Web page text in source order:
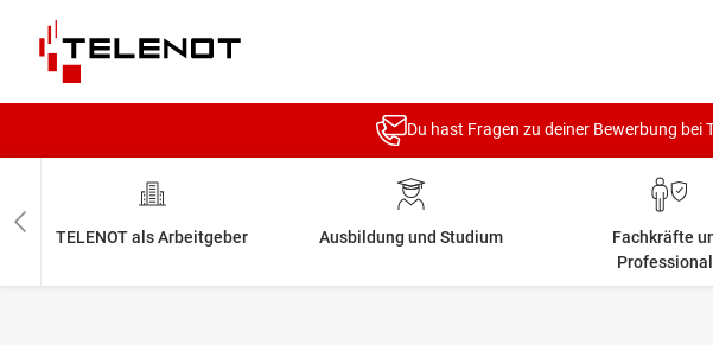
Du hast Fragen zu deiner Bewerbung bei
TELENOT als Arbeitgeber Ausbildung und Studium
Fachkräfte